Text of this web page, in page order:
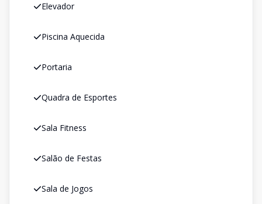
Elevador
Piscina Aquecida
Portaria
Quadra de Esportes
Sala Fitness
Salão de Festas
Sala de Jogos